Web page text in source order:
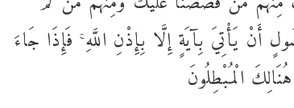
يَأْتِيَ بِآيَةٍ إِلَّا بِإِذْنِ اللَّهِ ۚ فَإِذَا جَاءَ
الْمُبْطِلُونَ